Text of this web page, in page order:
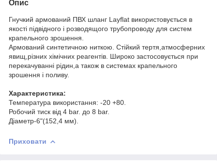
Опис
Гнучкий армований ПВХ шланг Layflat використовується в
якості підвідного і розводящого трубопроводу для систем
крапельного зрошення.
Армований синтетичною ниткою. Стійкий тертя,атмосферних
явищ,різних хімічних реагентів. Широко застосовується при
перекачуванні рідин,а також в системах крапельного
зрошення і поливу.
Характеристика:
Температура використання: -20 +80.
Робочий тиск від 4 bar. до 8 bar.
Діаметр-6"(152,4 мм).
Приховати